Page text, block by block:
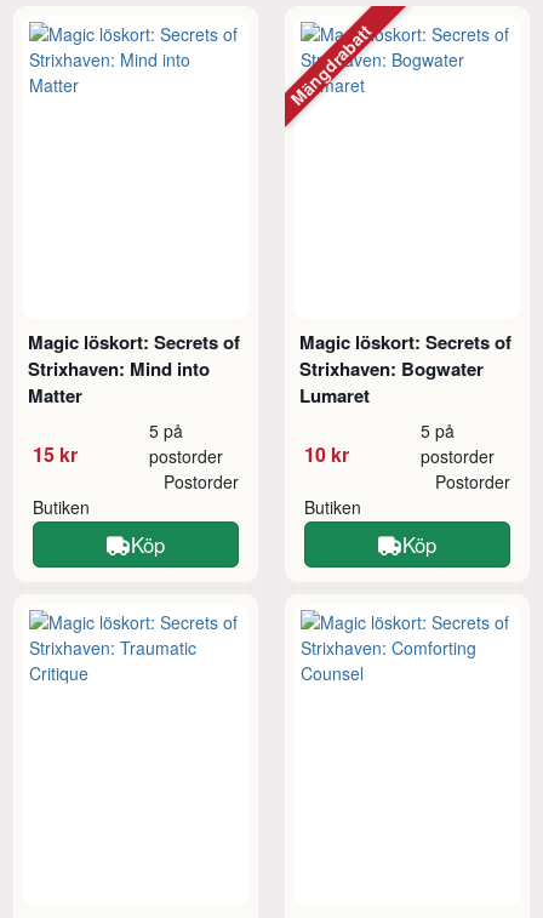
Magic löskort: Secrets of
Strixhaven: Mind into
Matter
15 kr
5 på
postorder
Butiken
Postorder
Köp
Magic löskort: Secrets of
Strixhaven: Bogwater
Lumaret
10 kr
5 på
postorder
Butiken
Postorder
Köp
Mängdrabatt